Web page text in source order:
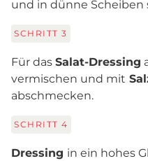
und in dünne Scheiben
SCHRITT 3
Für das Salat-Dressing
vermischen und mit
abschmecken.
SCHRITT 4
Dressing in ein hohes